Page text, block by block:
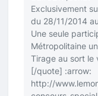
Exclusivement
du 28/11/2014
Une seule
Métropolitaine
Tirage au sort le
[/quote] :arrow:
http://